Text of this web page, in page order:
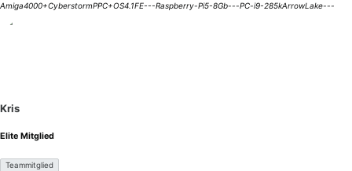
Amiga4000+CyberstormPPC+OS4.1FE---Raspberry-Pi5-8Gb---PC-i9-285kArrowLake---
Kris
Elite Mitglied
Teammitglied